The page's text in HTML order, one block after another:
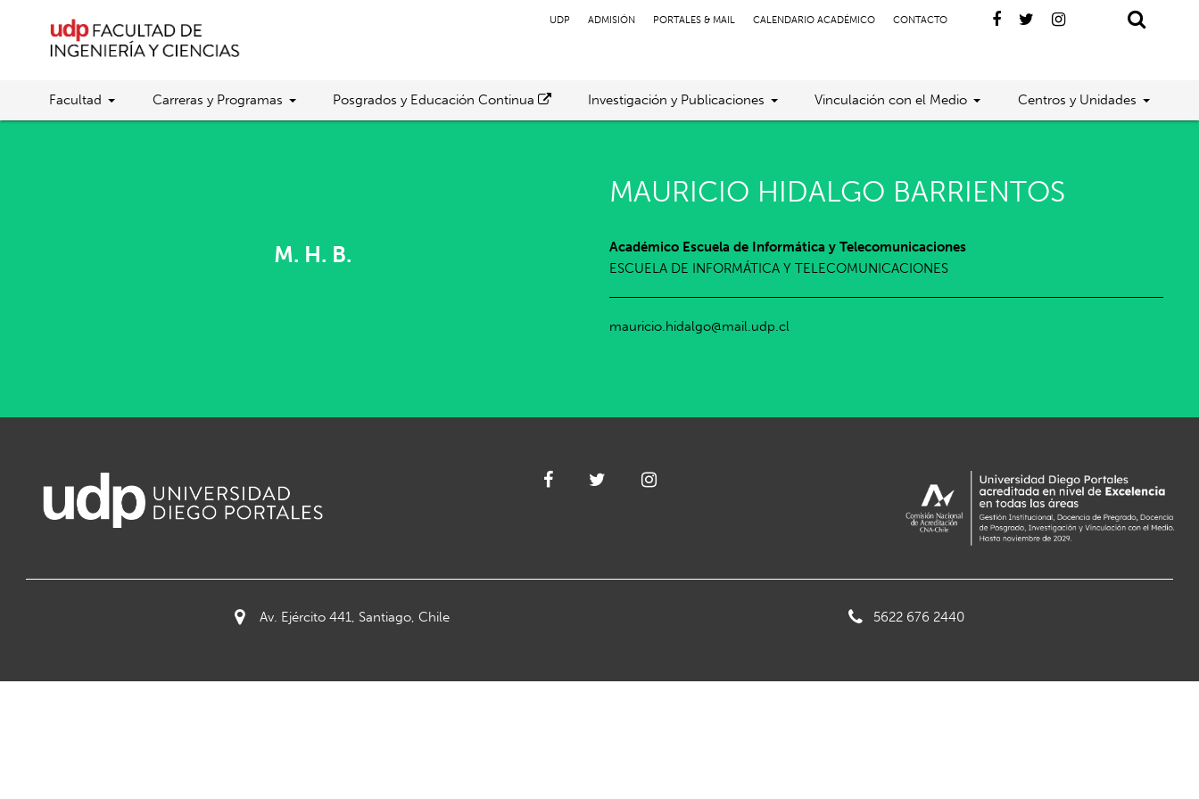
UDP ADMISIÓN PORTALES & MAIL CALENDARIO ACADÉMICO CONTACTO
Facultad Carreras y Programas Posgrados y Educación Continua Investigación y Publicaciones Vinculación con el Medio Centros y Unidades
M. H. B.
MAURICIO HIDALGO BARRIENTOS
Académico Escuela de Informática y Telecomunicaciones
ESCUELA DE INFORMÁTICA Y TELECOMUNICACIONES
mauricio.hidalgo@mail.udp.cl
Av. Ejército 441, Santiago, Chile 5622 676 2440